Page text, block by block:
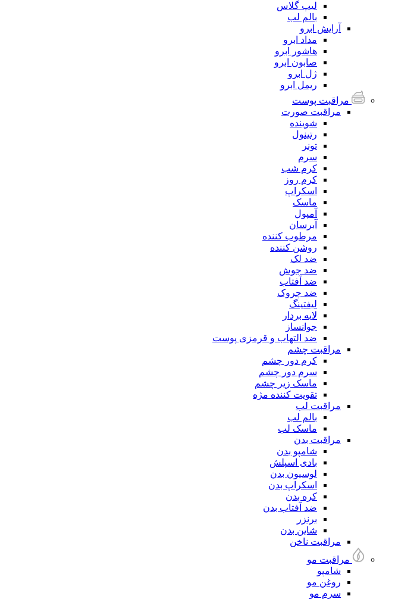
لیپ گلاس
بالم لب
آرایش ابرو
مداد ابرو
هاشور ابرو
صابون ابرو
ژل ابرو
ریمل ابرو
مراقبت پوست
مراقبت صورت
شوینده
رتینول
تونر
سرم
کرم شب
کرم روز
اسکراپ
ماسک
آمپول
آبرسان
مرطوب کننده
روشن کننده
ضد لک
ضد جوش
ضد آفتاب
ضد چروک
لیفتینگ
لایه بردار
جوانساز
ضد التهاب و قرمزی پوست
مراقبت چشم
کرم دور چشم
سرم دور چشم
ماسک زیر چشم
تقویت کننده مژه
مراقبت لب
بالم لب
ماسک لب
مراقبت بدن
شامپو بدن
بادی اسپلش
لوسیون بدن
اسکراپ بدن
کره بدن
ضد آفتاب بدن
برنزر
شاین بدن
مراقبت ناخن
مراقبت مو
شامپو
روغن مو
سرم مو